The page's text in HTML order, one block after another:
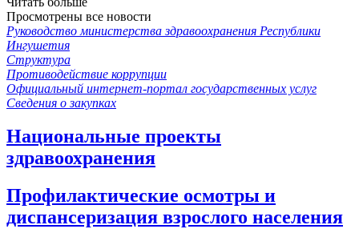
Просмотрены все новости
Руководство министерства здравоохранения Республики
Ингушетия
Структура
Противодействие коррупции
Официальный интернет-портал государственных услуг
Сведения о закупках
Национальные проекты
здравоохранения
Профилактические осмотры и
диспансеризация взрослого населения